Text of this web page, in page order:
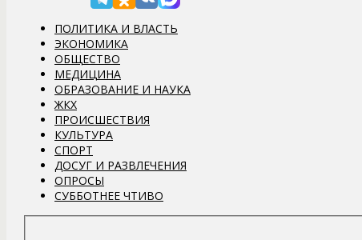
ПОЛИТИКА И ВЛАСТЬ
ЭКОНОМИКА
ОБЩЕСТВО
МЕДИЦИНА
ОБРАЗОВАНИЕ И НАУКА
ЖКХ
ПРОИСШЕСТВИЯ
КУЛЬТУРА
СПОРТ
ДОСУГ И РАЗВЛЕЧЕНИЯ
ОПРОСЫ
СУББОТНЕЕ ЧТИВО